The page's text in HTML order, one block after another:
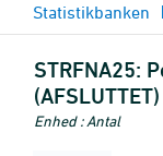
Statistikbanken
STRFNA25:
(AFSLUTTET)
Enhed : Antal